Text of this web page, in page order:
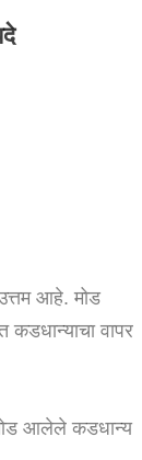
आहे. मोड
वापर
मोड आलेले कडधान्य